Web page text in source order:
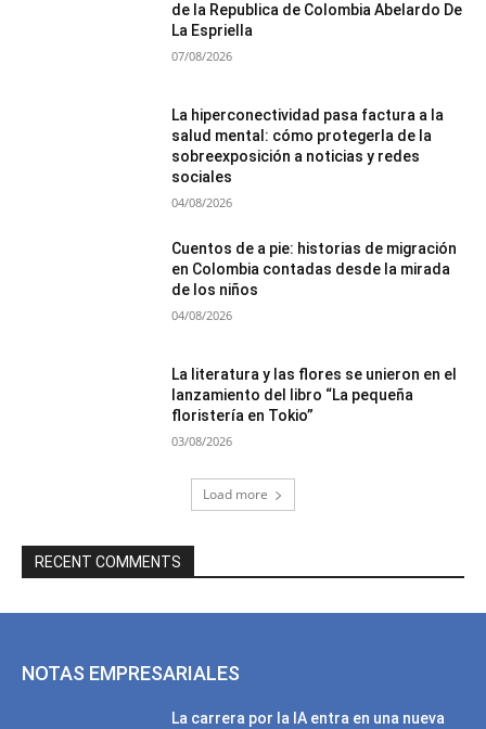
de la Republica de Colombia Abelardo De
La Espriella
07/08/2026
La hiperconectividad pasa factura a la
salud mental: cómo protegerla de la
sobreexposición a noticias y redes
sociales
04/08/2026
Cuentos de a pie: historias de migración
en Colombia contadas desde la mirada
de los niños
04/08/2026
La literatura y las flores se unieron en el
lanzamiento del libro “La pequeña
floristería en Tokio”
03/08/2026
Load more
RECENT COMMENTS
NOTAS EMPRESARIALES
La carrera por la IA entra en una nueva